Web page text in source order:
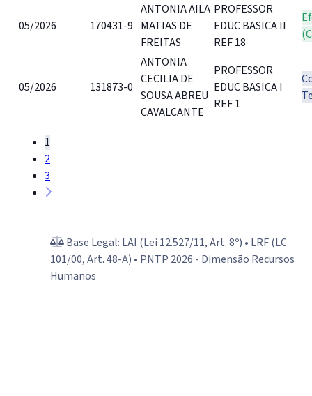
05/2026 170431-9
ANTONIA AILA
MATIAS DE
FREITAS
PROFESSOR
EDUC BASICA II
REF 18
05/2026 131873-0
ANTONIA
CECILIA DE
SOUSA ABREU
CAVALCANTE
PROFESSOR
EDUC BASICA I
REF 1
1
2
3
Base Legal: LAI (Lei 12.527/11, Art. 8º) • LRF (LC
101/00, Art. 48-A) • PNTP 2026 - Dimensão Recursos
Humanos